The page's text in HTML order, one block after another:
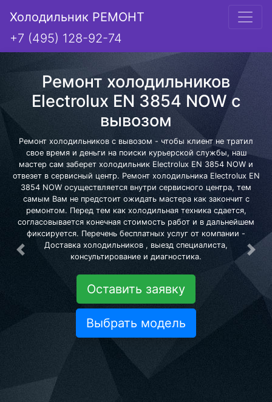
Холодильник РЕМОНТ
+7 (495) 128-92-74
Ремонт холодильников
Electrolux EN 3854 NOW с
вывозом
Ремонт холодильников с вывозом - чтобы клиент не тратил
свое время и деньги на поиски курьерской службы, наш
мастер сам заберет холодильник Electrolux EN 3854 NOW и
отвезет в сервисный центр. Ремонт холодильника Electrolux EN
3854 NOW осуществляется внутри сервисного центра, тем
самым Вам не предстоит ожидать мастера как закончит с
ремонтом. Перед тем как холодильная техника сдается,
согласовывается конечная стоимость работ и в дальнейшем
фиксируется. Перечень бесплатных услуг от компании -
Доставка холодильников , выезд специалиста,
консультирование и диагностика.
Оставить заявку
Выбрать модель
Предыдущая